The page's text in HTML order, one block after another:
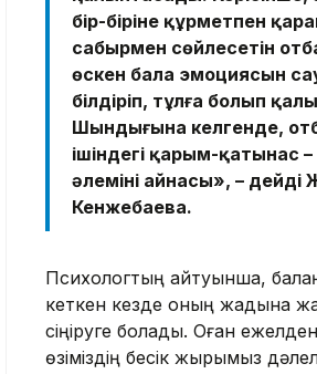
бір-біріне құрметпен
сабырмен сөйлесетін
өскен бала эмоциясын
білдіріп, тұлға болып
Шындығына келгенде,
ішіндегі қарым-қатынас –
әлемінің айнасы», – дейді
Кенжебаева.
Психологтың айтуынша,
кеткен кезде оның жадына
сіңіруге болады. Оған
өзіміздің бесік жырымыз